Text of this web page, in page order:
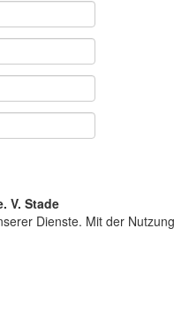
V. Stade
Dienste. Mit der